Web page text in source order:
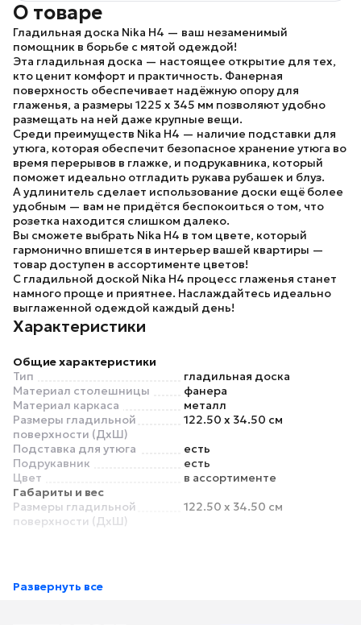
О товаре
Гладильная доска Nika H4 — ваш незаменимый
помощник в борьбе с мятой одеждой!
Эта гладильная доска — настоящее открытие для тех,
кто ценит комфорт и практичность. Фанерная
поверхность обеспечивает надёжную опору для
глаженья, а размеры 1225 x 345 мм позволяют удобно
размещать на ней даже крупные вещи.
Среди преимуществ Nika H4 — наличие подставки для
утюга, которая обеспечит безопасное хранение утюга во
время перерывов в глажке, и подрукавника, который
поможет идеально отгладить рукава рубашек и блуз.
Аудлинитель сделает использование доски ещё более
удобным — вам не придётся беспокоиться о том, что
розетка находится слишком далеко.
Вы сможете выбрать Nika H4 в том цвете, который
гармонично впишется в интерьер вашей квартиры —
товар доступен в ассортименте цветов!
С гладильной доской Nika H4 процесс глаженья станет
намного проще и приятнее. Наслаждайтесь идеально
выглаженной одеждой каждый день!
Характеристики
Общие характеристики
Тип
гладильная доска
Материал столешницы
фанера
Материал каркаса
металл
Размеры гладильной
поверхности (ДхШ)
122.50 x 34.50 см
Подставка для утюга
есть
Подрукавник
есть
Цвет
в ассортименте
Габариты и вес
Размеры гладильной
поверхности (ДхШ)
122.50 x 34.50 см
Развернуть все